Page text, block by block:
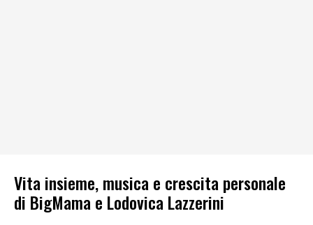
Vita insieme, musica e crescita personale
di BigMama e Lodovica Lazzerini